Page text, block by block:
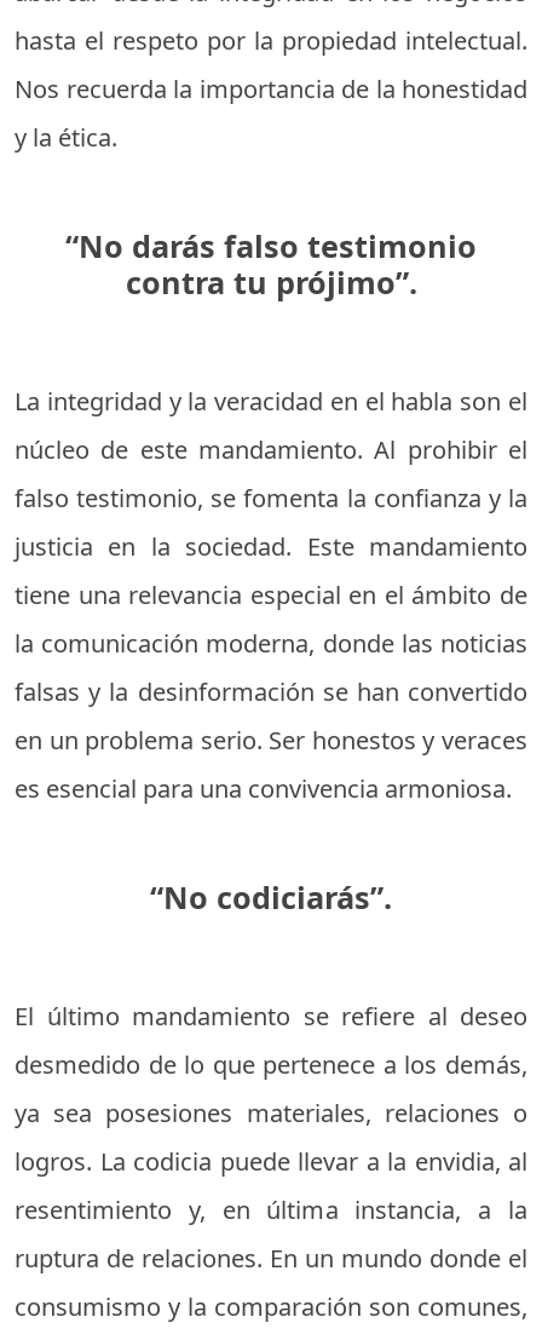
hasta el respeto por la propiedad intelectual.
Nos recuerda la importancia de la honestidad
y la ética.
“No darás falso testimonio
contra tu prójimo”.
La integridad y la veracidad en el habla son el
núcleo de este mandamiento. Al prohibir el
falso testimonio, se fomenta la confianza y la
justicia en la sociedad. Este mandamiento
tiene una relevancia especial en el ámbito de
la comunicación moderna, donde las noticias
falsas y la desinformación se han convertido
en un problema serio. Ser honestos y veraces
es esencial para una convivencia armoniosa.
“No codiciarás”.
El último mandamiento se refiere al deseo
desmedido de lo que pertenece a los demás,
ya sea posesiones materiales, relaciones o
logros. La codicia puede llevar a la envidia, al
resentimiento y, en última instancia, a la
ruptura de relaciones. En un mundo donde el
consumismo y la comparación son comunes,